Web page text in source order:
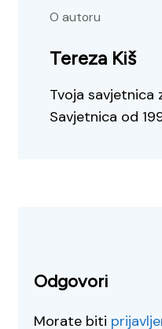
O autoru
Tereza Kiš
Tvoja savjetnica
Savjetnica od
Odgovori
Morate biti